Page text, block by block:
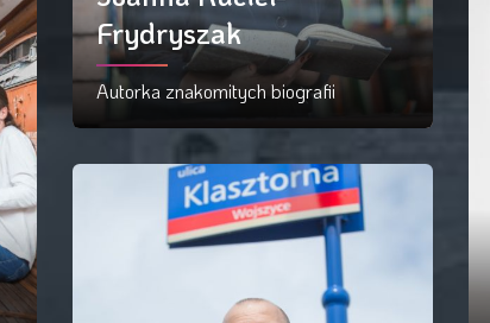
Frydryszak
Autorka znakomitych biografii
Czytaj więcej